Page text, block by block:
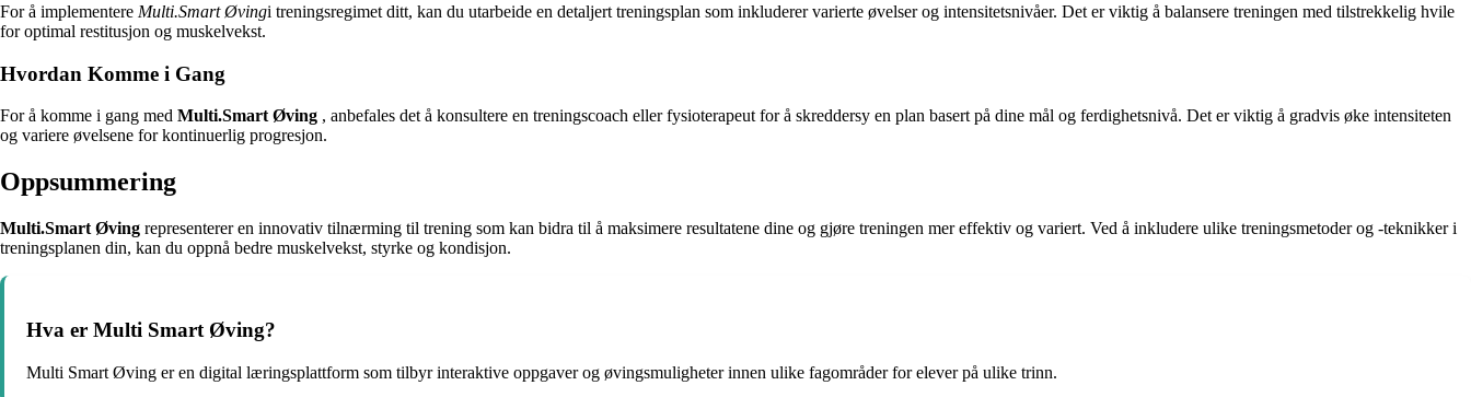
For å implementere Multi.Smart Øvingi treningsregimet ditt, kan du utarbeide en detaljert treningsplan som inkluderer varierte øvelser og intensitetsnivåer. Det er viktig å balansere treningen med tilstrekkelig hvile
for optimal restitusjon og muskelvekst.
Hvordan Komme i Gang
For å komme i gang med Multi.Smart Øving , anbefales det å konsultere en treningscoach eller fysioterapeut for å skreddersy en plan basert på dine mål og ferdighetsnivå. Det er viktig å gradvis øke intensiteten
og variere øvelsene for kontinuerlig progresjon.
Oppsummering
Multi.Smart Øving representerer en innovativ tilnærming til trening som kan bidra til å maksimere resultatene dine og gjøre treningen mer effektiv og variert. Ved å inkludere ulike treningsmetoder og -teknikker i
treningsplanen din, kan du oppnå bedre muskelvekst, styrke og kondisjon.
Hva er Multi Smart Øving?
Multi Smart Øving er en digital læringsplattform som tilbyr interaktive oppgaver og øvingsmuligheter innen ulike fagområder for elever på ulike trinn.